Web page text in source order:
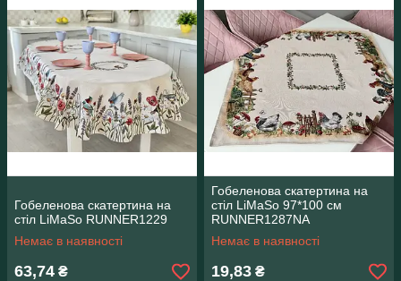
Гобеленова скатертина на
стіл LiMaSo RUNNER1229
Немає в наявності
63,74 ₴
Гобеленова скатертина на
стіл LiMaSo 97*100 см
RUNNER1287NA
Немає в наявності
19,83 ₴